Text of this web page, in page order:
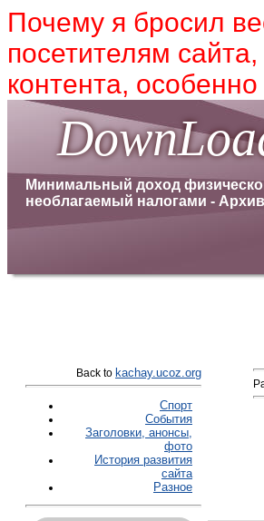
Почему я бросил
посетителям
контента,
Минимальный доход
необлагаемый налогами - Архив
Back to kachay.ucoz.org
Спорт
События
Заголовки, анонсы,
фото
История развития
сайта
Разное